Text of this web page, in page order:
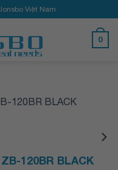
Việt Nam
0
120BR BLACK